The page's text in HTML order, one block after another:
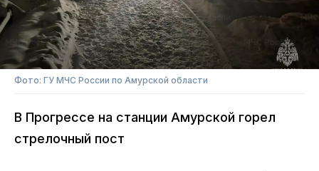
Фото: ГУ МЧС России по Амурской области
В Прогрессе на станции Амурской горел
стрелочный пост